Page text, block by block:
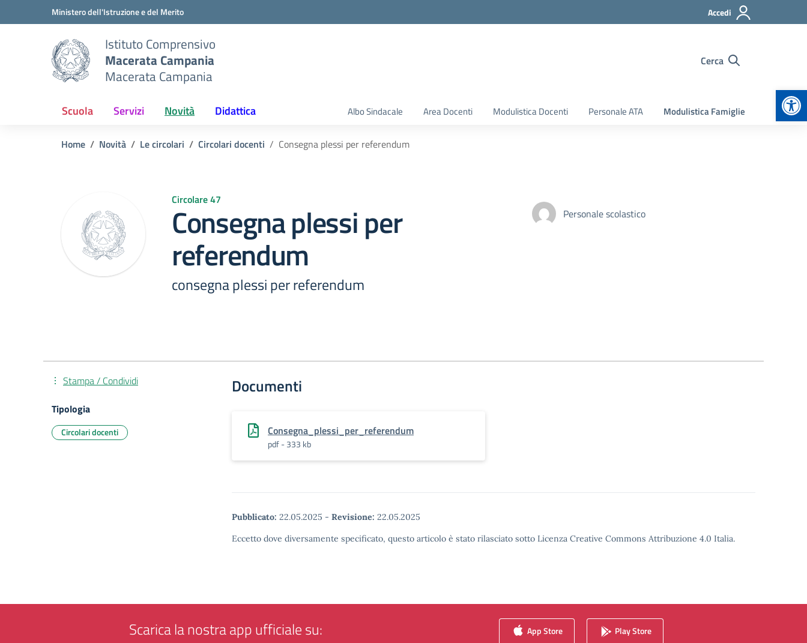
Vai ai contenuti
Vai al menu di navigazioneMinistero dell'Istruzione e del Merito Accedi
Istituto Comprensivo
Macerata Campania
Macerata Campania
Cerca
Scuola Servizi Novità Didattica Albo Sindacale Area Docenti Modulistica Docenti Personale ATA Modulistica Famiglie
Home Novità Le circolari Circolari docenti Consegna plessi per referendum
Circolare 47
Consegna plessi per
referendum
consegna plessi per referendum
Personale scolastico
Documenti
Consegna_plessi_per_referendum
pdf - 333 kb
Pubblicato: 22.05.2025 - Revisione: 22.05.2025
Eccetto dove diversamente specificato, questo articolo è stato rilasciato sotto Licenza Creative Commons Attribuzione 4.0 Italia.
Stampa / Condividi
Tipologia
Circolari docenti
Scarica la nostra app ufficiale su: App Store Play Store